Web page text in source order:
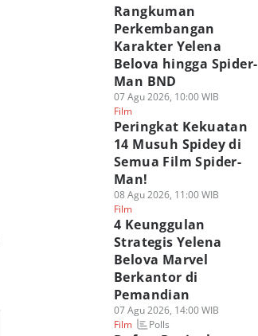
Rangkuman
Perkembangan
Karakter Yelena
Belova hingga Spider-
Man BND
07 Agu 2026, 10:00 WIB
Film
Peringkat Kekuatan
14 Musuh Spidey di
Semua Film Spider-
Man!
08 Agu 2026, 11:00 WIB
Film
4 Keunggulan
Strategis Yelena
Belova Marvel
Berkantor di
Pemandian
07 Agu 2026, 14:00 WIB
Film
Polls